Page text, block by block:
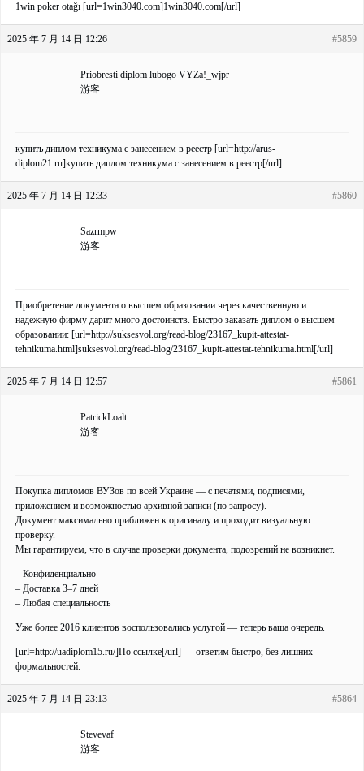
1win poker otağı [url=1win3040.com]1win3040.com[/url]
2025 年 7 月 14 日 12:26 #5859
Priobresti diplom lubogo VYZa!_wjpr
游客
купить диплом техникума с занесением в реестр [url=http://arus-
diplom21.ru]купить диплом техникума с занесением в реестр[/url] .
2025 年 7 月 14 日 12:33 #5860
Sazrmpw
游客
Приобретение документа о высшем образовании через качественную и
надежную фирму дарит много достоинств. Быстро заказать диплом о высшем
образовании: [url=http://suksesvol.org/read-blog/23167_kupit-attestat-
tehnikuma.html]suksesvol.org/read-blog/23167_kupit-attestat-tehnikuma.html[/url]
2025 年 7 月 14 日 12:57 #5861
PatrickLoalt
游客
Покупка дипломов ВУЗов по всей Украине — с печатями, подписями,
приложением и возможностью архивной записи (по запросу).
Документ максимально приближен к оригиналу и проходит визуальную
проверку.
Мы гарантируем, что в случае проверки документа, подозрений не возникнет.
– Конфиденциально
– Доставка 3–7 дней
– Любая специальность
Уже более 2016 клиентов воспользовались услугой — теперь ваша очередь.
[url=http://uadiplom15.ru/]По ссылке[/url] — ответим быстро, без лишних
формальностей.
2025 年 7 月 14 日 23:13 #5864
Stevevaf
游客